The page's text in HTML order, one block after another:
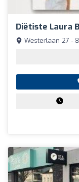
Diëtiste Laura
Westerlaan 27 -